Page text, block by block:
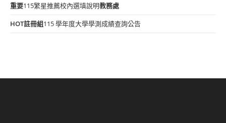
重要115繁星推薦校內選填說明教務處
HOT註冊組115 學年度大學學測成績查詢公告